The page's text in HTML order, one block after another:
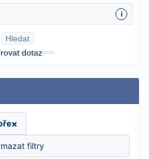
i
Hledat
dotaz
×
filtry